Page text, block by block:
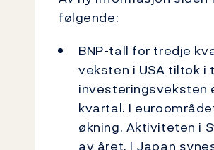
følgende:
BNP-tall for tredje
veksten i USA tiltok
investeringsveksten
kvartal. I
økning. Aktiviteten i
av året. I Japan